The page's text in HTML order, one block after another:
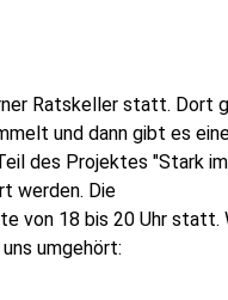
Ratskeller statt. Dort
und dann gibt es
des Projektes "Stark
werden. Die
von 18 bis 20 Uhr statt.
umgehört: